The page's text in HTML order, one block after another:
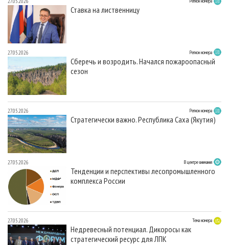
Ставка на лиственницу
27.05.2026 Регион номера
Сберечь и возродить. Начался пожароопасный
сезон
27.05.2026 Регион номера
Стратегически важно. Республика Саха (Якутия)
27.05.2026 В центре внимания
Тенденции и перспективы лесопромышленного
комплекса России
27.05.2026 Тема номера
Недревесный потенциал. Дикоросы как
стратегический ресурс для ЛПК